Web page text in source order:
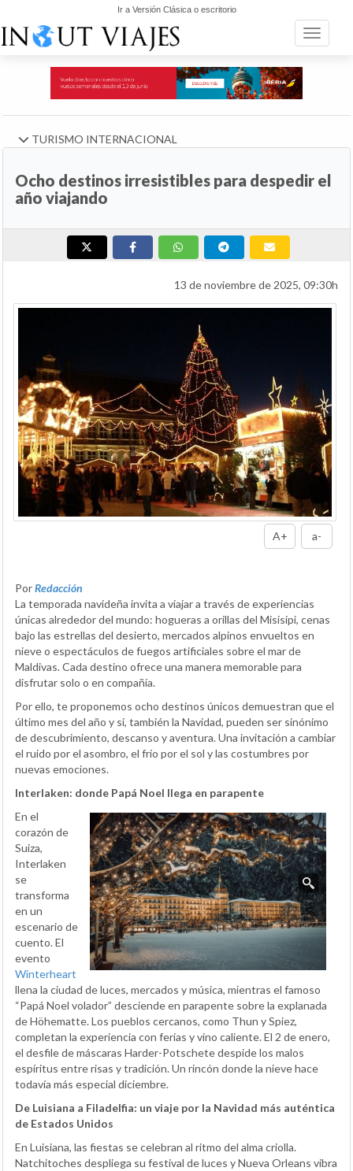
Ir a Versión Clásica o escritorio
Toggle
TURISMO INTERNACIONAL
Ocho destinos irresistibles para despedir el
año viajando
13 de noviembre de 2025, 09:30h
A+ a-
PorRedacción
La temporada navideña invita a viajar a través de experiencias
únicas alrededor del mundo: hogueras a orillas del Misisipi, cenas
bajo las estrellas del desierto, mercados alpinos envueltos en
nieve o espectáculos de fuegos artificiales sobre el mar de
Maldivas. Cada destino ofrece una manera memorable para
disfrutar solo o en compañía.
Por ello, te proponemos ocho destinos únicos demuestran que el
último mes del año y sí, también la Navidad, pueden ser sinónimo
de descubrimiento, descanso y aventura. Una invitación a cambiar
el ruido por el asombro, el frío por el sol y las costumbres por
nuevas emociones.
Interlaken: donde Papá Noel llega en parapente
En el
corazón de
Suiza,
Interlaken
se
transforma
en un
escenario de
cuento. El
evento
Winterheart
llena la ciudad de luces, mercados y música, mientras el famoso
“Papá Noel volador” desciende en parapente sobre la explanada
de Höhematte. Los pueblos cercanos, como Thun y Spiez,
completan la experiencia con ferias y vino caliente. El 2 de enero,
el desfile de máscaras Harder-Potschete despide los malos
espíritus entre risas y tradición. Un rincón donde la nieve hace
todavía más especial diciembre.
De Luisiana a Filadelfia: un viaje por la Navidad más auténtica
de Estados Unidos
En Luisiana, las fiestas se celebran al ritmo del alma criolla.
Natchitoches despliega su festival de luces y Nueva Orleans vibra